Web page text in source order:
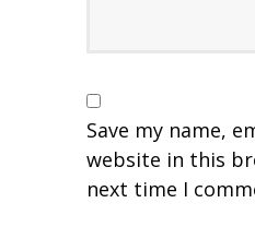
Save my name,
website in this
next time I